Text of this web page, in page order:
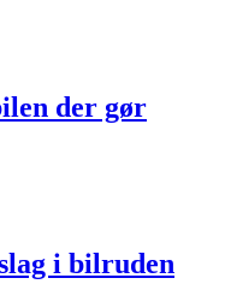
der gør
i bilruden